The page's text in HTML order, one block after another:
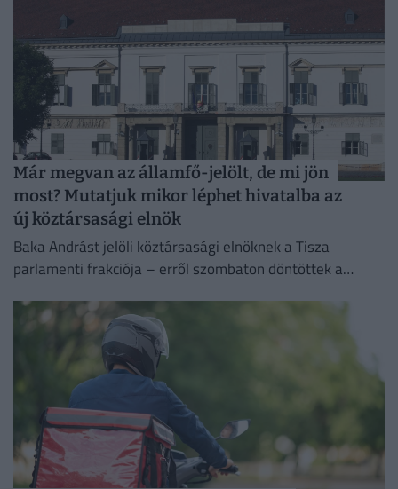
Már megvan az államfő-jelölt, de mi jön
most? Mutatjuk mikor léphet hivatalba az
új köztársasági elnök
Baka Andrást jelöli köztársasági elnöknek a Tisza
parlamenti frakciója – erről szombaton döntöttek a